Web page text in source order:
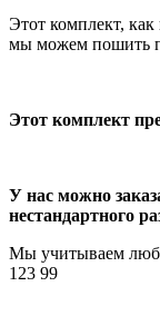
Этот комплект,
мы можем пошить
Этот комплект
У нас можно
нестандартного
Мы учитываем
123 99